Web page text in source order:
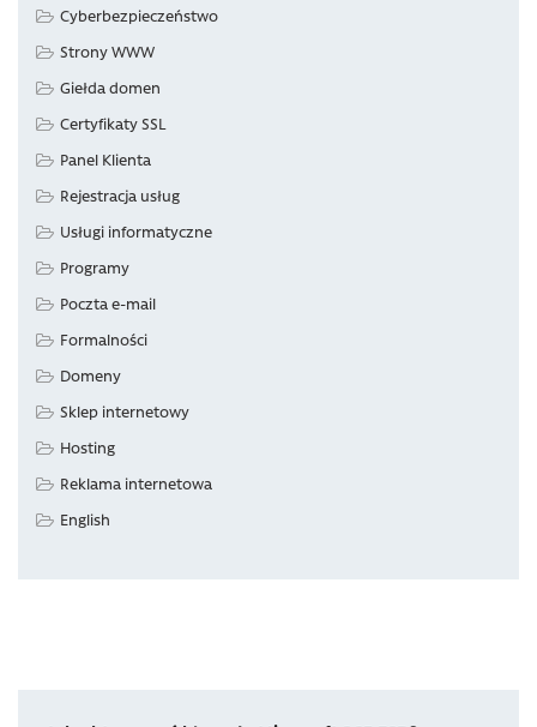
Cyberbezpieczeństwo
Strony WWW
Giełda domen
Certyfikaty SSL
Panel Klienta
Rejestracja usług
Usługi informatyczne
Programy
Poczta e-mail
Formalności
Domeny
Sklep internetowy
Hosting
Reklama internetowa
English